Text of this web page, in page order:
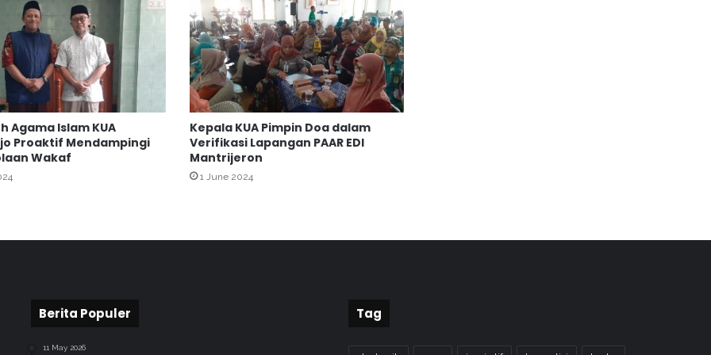
e
k
a
e
d
a
n
W
o
g
Agama Islam KUA
Proaktif Mendampingi
Wakaf
Kepala KUA Pimpin Doa dalam
Verifikasi Lapangan PAAR EDI
Mantrijeron
1 June 2024
Berita Populer
11 May 2026
Tag